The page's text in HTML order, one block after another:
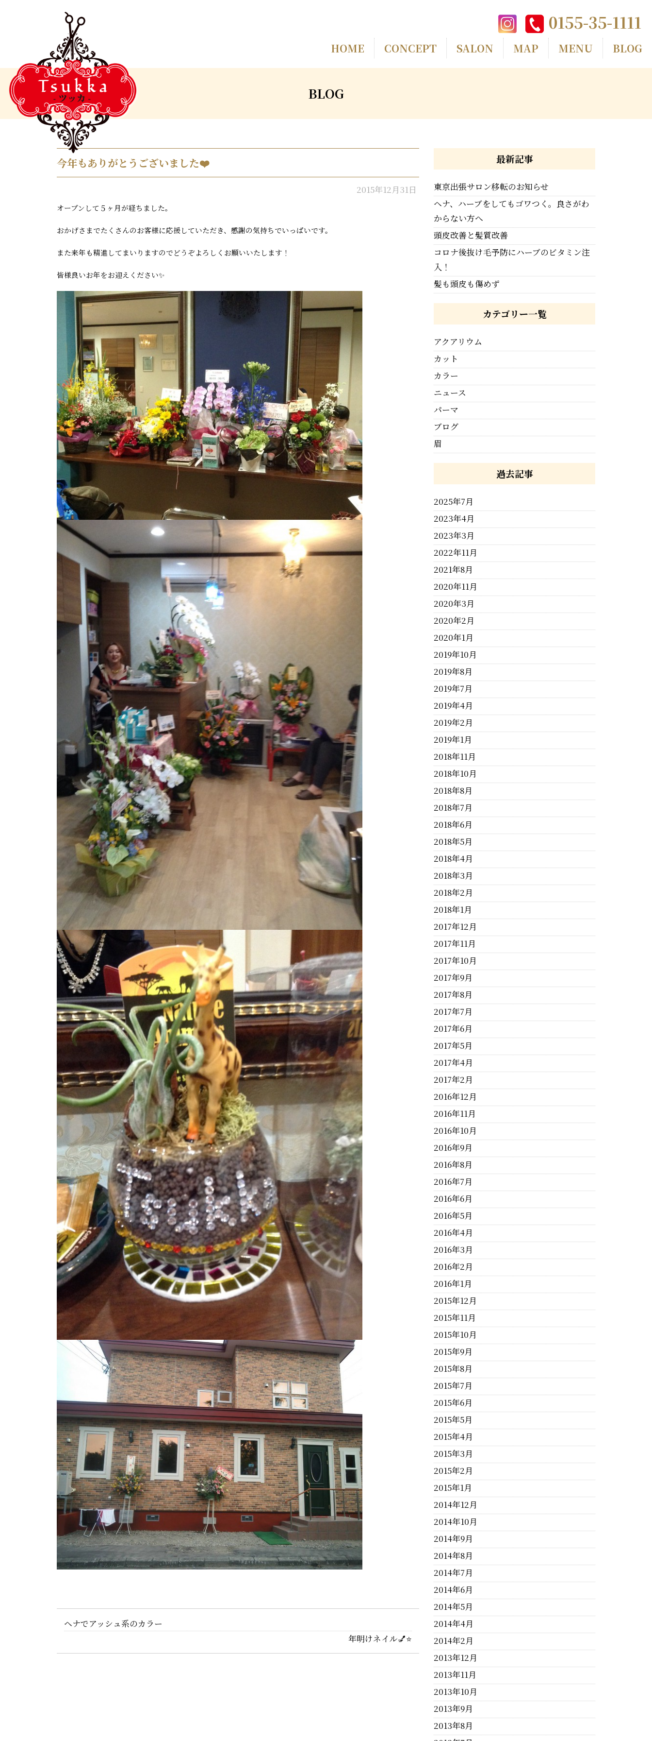
0155-35-1111
HOME CONCEPT SALON MAP MENU BLOG
BLOG
今年もありがとうございました❤️
2015年12月31日
オープンして５ヶ月が経ちました。
おかげさまでたくさんのお客様に応援していただき、感謝の気持ちでいっぱいです。
また来年も精進してまいりますのでどうぞよろしくお願いいたします！
皆様良いお年をお迎えください✨
ヘナでアッシュ系のカラー
年明けネイル💅⭐️
最新記事
東京出張サロン移転のお知らせ
ヘナ、ハーブをしてもゴワつく。良さがわ
からない方へ
頭皮改善と髪質改善
コロナ後抜け毛予防にハーブのビタミン注
入！
髪も頭皮も傷めず
カテゴリー一覧
アクアリウム
カット
カラー
ニュース
パーマ
ブログ
眉
過去記事
2025年7月
2023年4月
2023年3月
2022年11月
2021年8月
2020年11月
2020年3月
2020年2月
2020年1月
2019年10月
2019年8月
2019年7月
2019年4月
2019年2月
2019年1月
2018年11月
2018年10月
2018年8月
2018年7月
2018年6月
2018年5月
2018年4月
2018年3月
2018年2月
2018年1月
2017年12月
2017年11月
2017年10月
2017年9月
2017年8月
2017年7月
2017年6月
2017年5月
2017年4月
2017年2月
2016年12月
2016年11月
2016年10月
2016年9月
2016年8月
2016年7月
2016年6月
2016年5月
2016年4月
2016年3月
2016年2月
2016年1月
2015年12月
2015年11月
2015年10月
2015年9月
2015年8月
2015年7月
2015年6月
2015年5月
2015年4月
2015年3月
2015年2月
2015年1月
2014年12月
2014年10月
2014年9月
2014年8月
2014年7月
2014年6月
2014年5月
2014年4月
2014年2月
2013年12月
2013年11月
2013年10月
2013年9月
2013年8月